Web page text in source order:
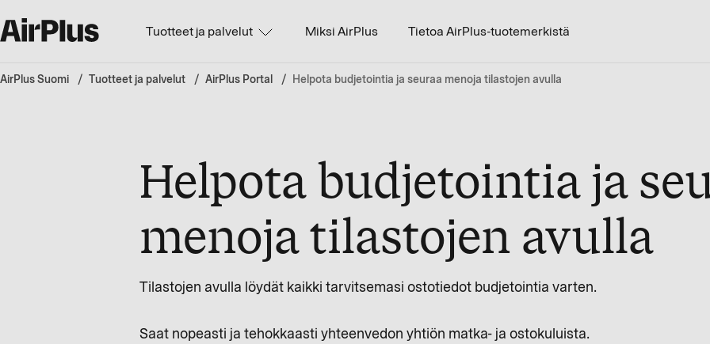
Tuotteet ja palvelut Miksi AirPlus Tietoa AirPlus-tuotemerkistä
AirPlus Suomi Tuotteet ja palvelut AirPlus Portal Helpota budjetointia ja seuraa menoja tilastojen avulla
Helpota budjetointia ja
menoja tilastojen avulla
Tilastojen avulla löydät kaikki tarvitsemasi ostotiedot budjetointia varten.
Saat nopeasti ja tehokkaasti yhteenvedon yhtiön matka- ja ostokuluista.